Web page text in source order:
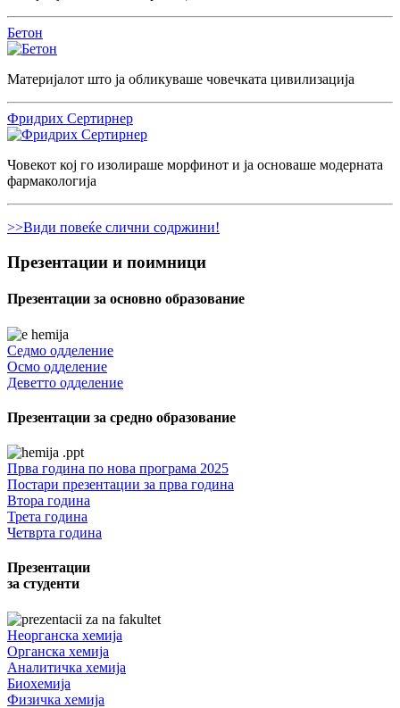
Бетон
Материјалот што ја обликуваше човечката цивилизација
Фридрих Сертирнер
Човекот кој го изолираше морфинот и ја основаше модерната
фармакологија
>>Види повеќе слични содржини!
Презентации и поимници
Презентации за основно образование
Седмо одделение
Осмо одделение
Деветто одделение
Презентации за средно образование
Прва година по нова програма 2025
Постари презентации за прва година
Втора година
Трета година
Четврта година
Презентации
за студенти
Неорганска хемија
Органска хемија
Аналитичка хемија
Биохемија
Физичка хемија